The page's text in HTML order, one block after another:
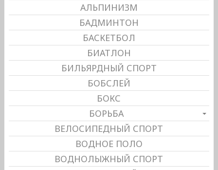
АЛЬПИНИЗМ
БАДМИНТОН
БАСКЕТБОЛ
БИАТЛОН
БИЛЬЯРДНЫЙ СПОРТ
БОБСЛЕЙ
БОКС
БОРЬБА
ВЕЛОСИПЕДНЫЙ СПОРТ
ВОДНОЕ ПОЛО
ВОДНОЛЫЖНЫЙ СПОРТ